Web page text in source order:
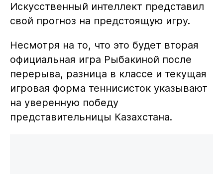
Искусственный интеллект представил
свой прогноз на предстоящую игру.
Несмотря на то, что это будет вторая
официальная игра Рыбакиной после
перерыва, разница в классе и текущая
игровая форма теннисисток указывают
на уверенную победу
представительницы Казахстана.